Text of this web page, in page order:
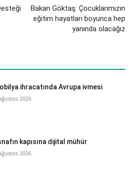
Bakan Göktaş: Çocuklarımızın
eğitim hayatları boyunca hep
yanında olacağız
ihracatında Avrupa ivmesi
2026
kapısına dijital mühür
2026